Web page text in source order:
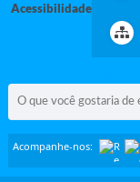
Acessibilidade
Acompanhe-nos: